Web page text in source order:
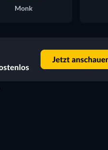
Monk